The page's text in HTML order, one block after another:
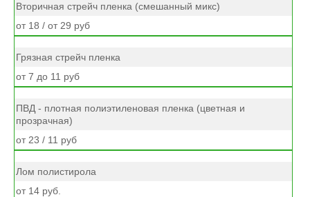
Вторичная стрейч пленка (смешанный микс)
от 18 / от 29 руб
Грязная стрейч пленка
от 7 до 11 руб
ПВД - плотная полиэтиленовая пленка (цветная и
прозрачная)
от 23 / 11 руб
Лом полистирола
от 14 руб.